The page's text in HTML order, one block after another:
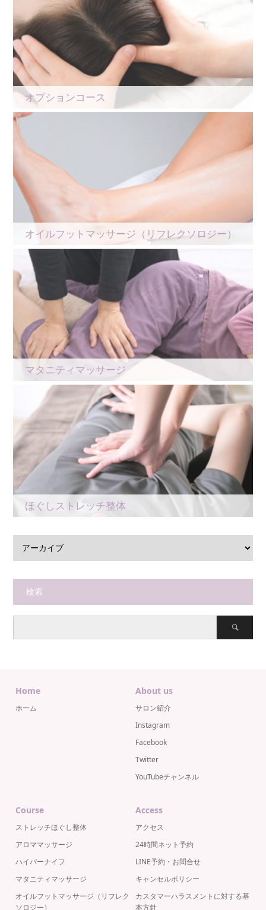
オプションコース
オイルフットマッサージ（リフレクソロジー）
マタニティマッサージ
ほぐしストレッチ整体
検索
Home
ホーム
About us
サロン紹介
Instagram
Facebook
Twitter
YouTubeチャンネル
Course
ストレッチほぐし整体
アロママッサージ
ハイパーナイフ
マタニティマッサージ
オイルフットマッサージ（リフレク
ソロジー）
Access
アクセス
24時間ネット予約
LINE予約・お問合せ
キャンセルポリシー
カスタマーハラスメントに対する基
本方針